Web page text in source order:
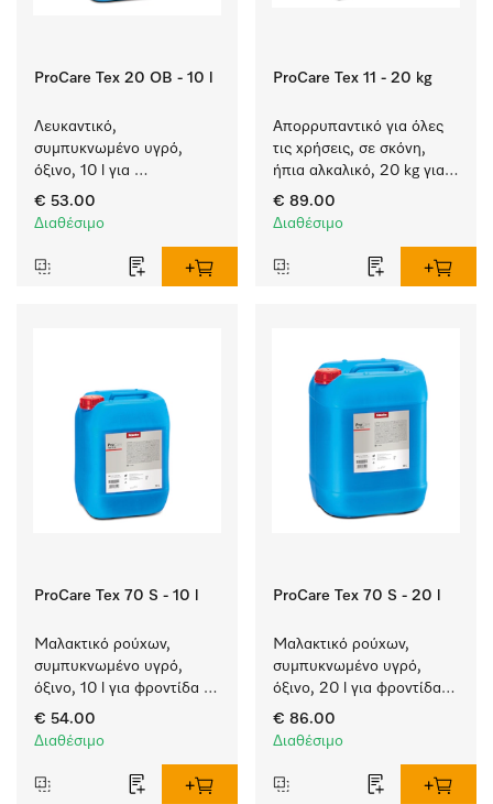
ProCare Tex 20 OB - 10 l
Λευκαντικό,
συμπυκνωμένο υγρό,
όξινο, 10 l για
αποτελεσματική
αφαίρεση επίμονων
€ 53.00
Διαθέσιμο
ProCare Tex 11 - 20 kg
Απορρυπαντικό για όλες
τις χρήσεις, σε σκόνη,
ήπια αλκαλικό, 20 kg για
πλύση λευκών και
χρωματιστών ειδών.
€ 89.00
Διαθέσιμο
ProCare Tex 70 S - 10 l
Μαλακτικό ρούχων,
συμπυκνωμένο υγρό,
όξινο, 10 l για φροντίδα
υφασμάτων, για
εξαιρετική υφή και
€ 54.00
Διαθέσιμο
ProCare Tex 70 S - 20 l
Μαλακτικό ρούχων,
συμπυκνωμένο υγρό,
όξινο, 20 l για φροντίδα
υφασμάτων, για
εξαιρετική υφή και
€ 86.00
Διαθέσιμο